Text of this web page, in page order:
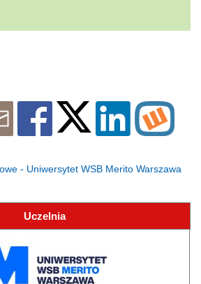
- Uniwersytet WSB Merito Warszawa
Uczelnia